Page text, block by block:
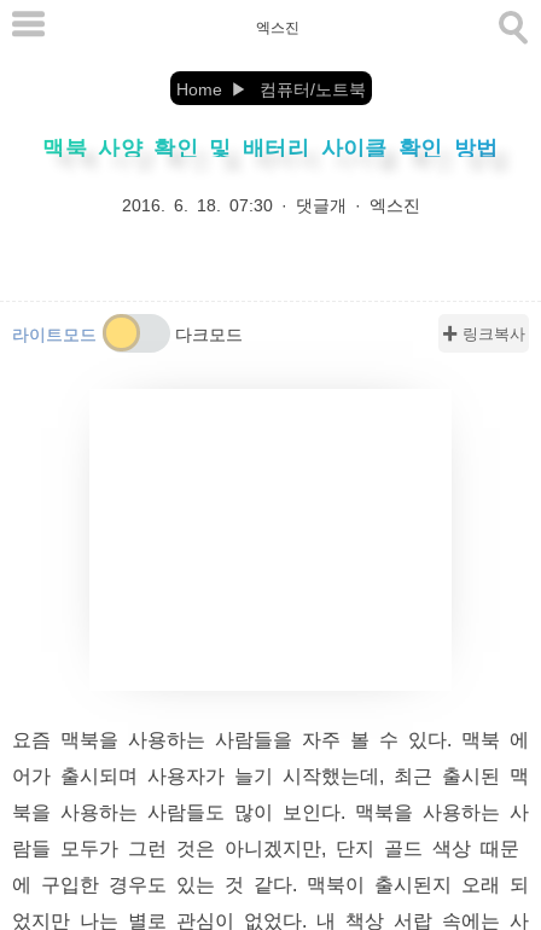
본
엑스진
Home 컴퓨터/노트북
맥북 사양 확인 및 배터리 사이클 확인 방법
2016. 6. 18. 07:30· 댓글개 · 엑스진
✚ 링크복사
요즘 맥북을 사용하는 사람들을 자주 볼 수 있다. 맥북 에
어가 출시되며 사용자가 늘기 시작했는데, 최근 출시된 맥
북을 사용하는 사람들도 많이 보인다. 맥북을 사용하는 사
람들 모두가 그런 것은 아니겠지만, 단지 골드 색상 때문
에 구입한 경우도 있는 것 같다. 맥북이 출시된지 오래 되
었지만 나는 별로 관심이 없었다. 내 책상 서랍 속에는 사